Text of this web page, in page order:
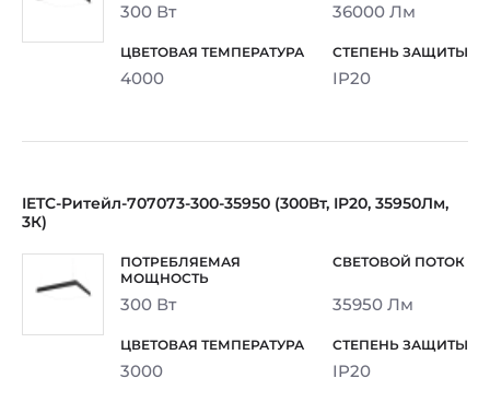
300 Вт 36000 Лм
4000 IP20
IETC-Ритейл-707073-300-35950 (300Вт, IP20, 35950Лм,
3К)
300 Вт 35950 Лм
3000 IP20